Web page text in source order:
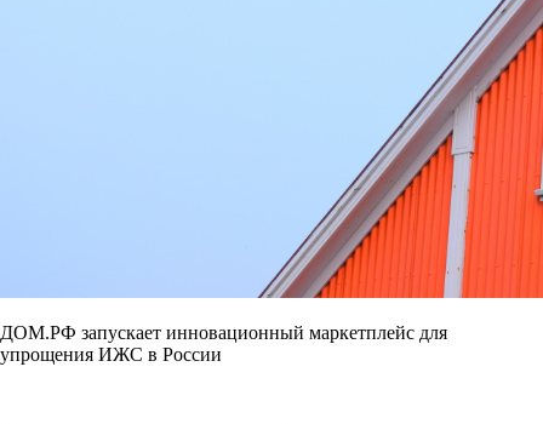
ДОМ.РФ запускает инновационный маркетплейс для
упрощения ИЖС в России